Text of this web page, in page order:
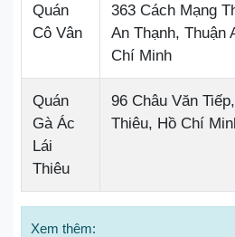
Quán
Cô Vân
363 Cách Mạng
An Thạnh, Thuận
Chí Minh
Quán
Gà Ác
Lái
Thiêu
96 Châu Văn
Thiêu, Hồ Chí
Xem thêm: